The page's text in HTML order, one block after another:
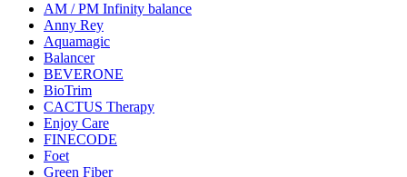
AM / PM Infinity balance
Anny Rey
Aquamagic
Balancer
BEVERONE
BioTrim
CACTUS Therapy
Enjoy Care
FINECODE
Foet
Green Fiber